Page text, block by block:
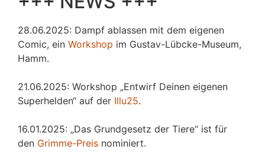
28.06.2025: Dampf ablassen mit dem eigenen
Comic, ein Workshop im Gustav-Lübcke-Museum,
Hamm.
21.06.2025: Workshop „Entwirf Deinen eigenen
Superhelden“ auf der Illu25.
16.01.2025: „Das Grundgesetz der Tiere“ ist für
den Grimme-Preis nominiert.